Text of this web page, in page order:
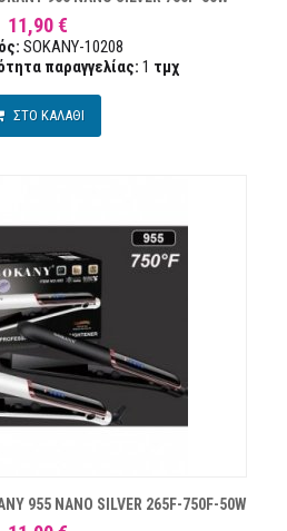
11,90 €
SOKANY-10208
παραγγελίας: 1 τμχ
ΣΤΟ ΚΑΛΑΘΙ
955 NANO SILVER 265F-750F-50W